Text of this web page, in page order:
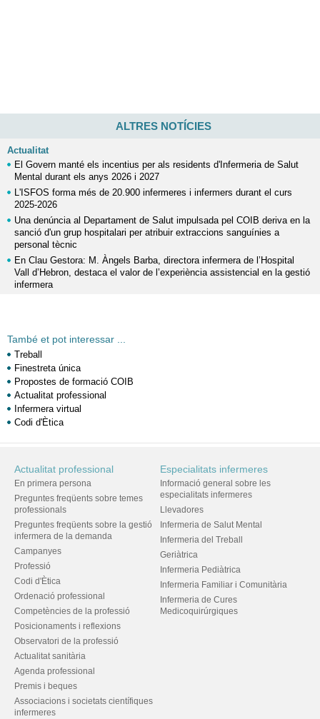
ALTRES NOTÍCIES
Actualitat
El Govern manté els incentius per als residents d'Infermeria de Salut
Mental durant els anys 2026 i 2027
L'ISFOS forma més de 20.900 infermeres i infermers durant el curs
2025-2026
Una denúncia al Departament de Salut impulsada pel COIB deriva en la
sanció d'un grup hospitalari per atribuir extraccions sanguínies a
personal tècnic
En Clau Gestora: M. Àngels Barba, directora infermera de l’Hospital
Vall d’Hebron, destaca el valor de l’experiència assistencial en la gestió
infermera
També et pot interessar ...
Treball
Finestreta única
Propostes de formació COIB
Actualitat professional
Infermera virtual
Codi d'Ètica
Actualitat professional
En primera persona
Preguntes freqüents sobre temes
professionals
Preguntes freqüents sobre la gestió
infermera de la demanda
Campanyes
Professió
Codi d'Ètica
Ordenació professional
Competències de la professió
Posicionaments i reflexions
Observatori de la professió
Actualitat sanitària
Agenda professional
Premis i beques
Associacions i societats científiques
infermeres
Especialitats infermeres
Informació general sobre les
especialitats infermeres
Llevadores
Infermeria de Salut Mental
Infermeria del Treball
Geriàtrica
Infermeria Pediàtrica
Infermeria Familiar i Comunitària
Infermeria de Cures
Medicoquirúrgiques